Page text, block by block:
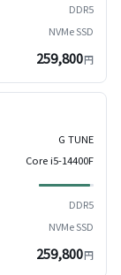
DDR5
NVMe SSD
259,800円
G TUNE
Core i5-14400F
DDR5
NVMe SSD
259,800円